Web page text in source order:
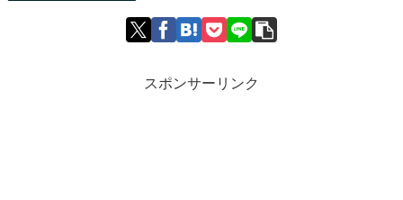
スポンサーリンク